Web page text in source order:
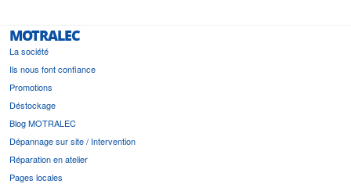
MOTRALEC
La société
Ils nous font confiance
Promotions
Déstockage
Blog MOTRALEC
Dépannage sur site / Intervention
Réparation en atelier
Pages locales